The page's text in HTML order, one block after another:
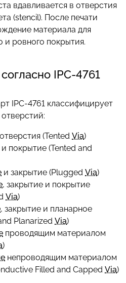
вдавливается в отверстия
(stencil). После печати
материала для
ровного покрытия.
IPC-4761
IPC-4761 классифицирует
отверстия (Tented Via)
и покрытие (Tented and
и закрытие (Plugged Via)
, закрытие и покрытие
Via)
, закрытие и планарное
Planarized Via)
проводящим материалом
)
непроводящим материалом
Filled and Capped Via)